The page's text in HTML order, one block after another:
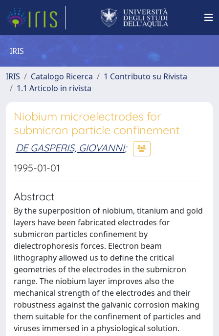
IRIS
IRIS Catalogo Ricerca
1 Contributo su Rivista
1.1 Articolo in rivista
Niobium microelectrodes for
submicron particle confinement
DE GASPERIS, GIOVANNI;
1995-01-01
Abstract
By the superposition of niobium, titanium and gold
layers have been fabricated electrodes for
submicron particles confinement by
dielectrophoresis forces. Electron beam
lithography allowed us to define the critical
geometries of the electrodes in the submicron
range. The niobium layer improves also the
mechanical strength of the electrodes and their
robustness against the galvanic corrosion making
them suitable for the confinement of particles and
viruses immersed in a physiological solution.